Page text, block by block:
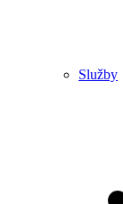
Služby